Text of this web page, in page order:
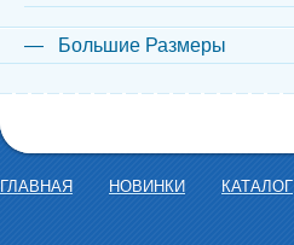
Большие Размеры
ГЛАВНАЯ НОВИНКИ КАТАЛОГ